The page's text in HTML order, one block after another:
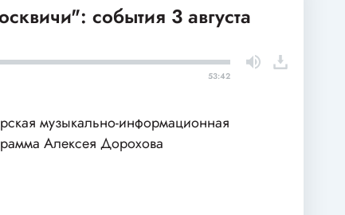
события 3 августа
53:42
музыкально-информационная
Алексея Дорохова